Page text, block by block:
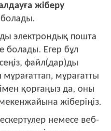
жіберу
электрондық пошта
болады. Егер бұл
файл(дар)ды
мұрағатты
қорғаңыз да, оны
жіберіңіз.
немесе веб-